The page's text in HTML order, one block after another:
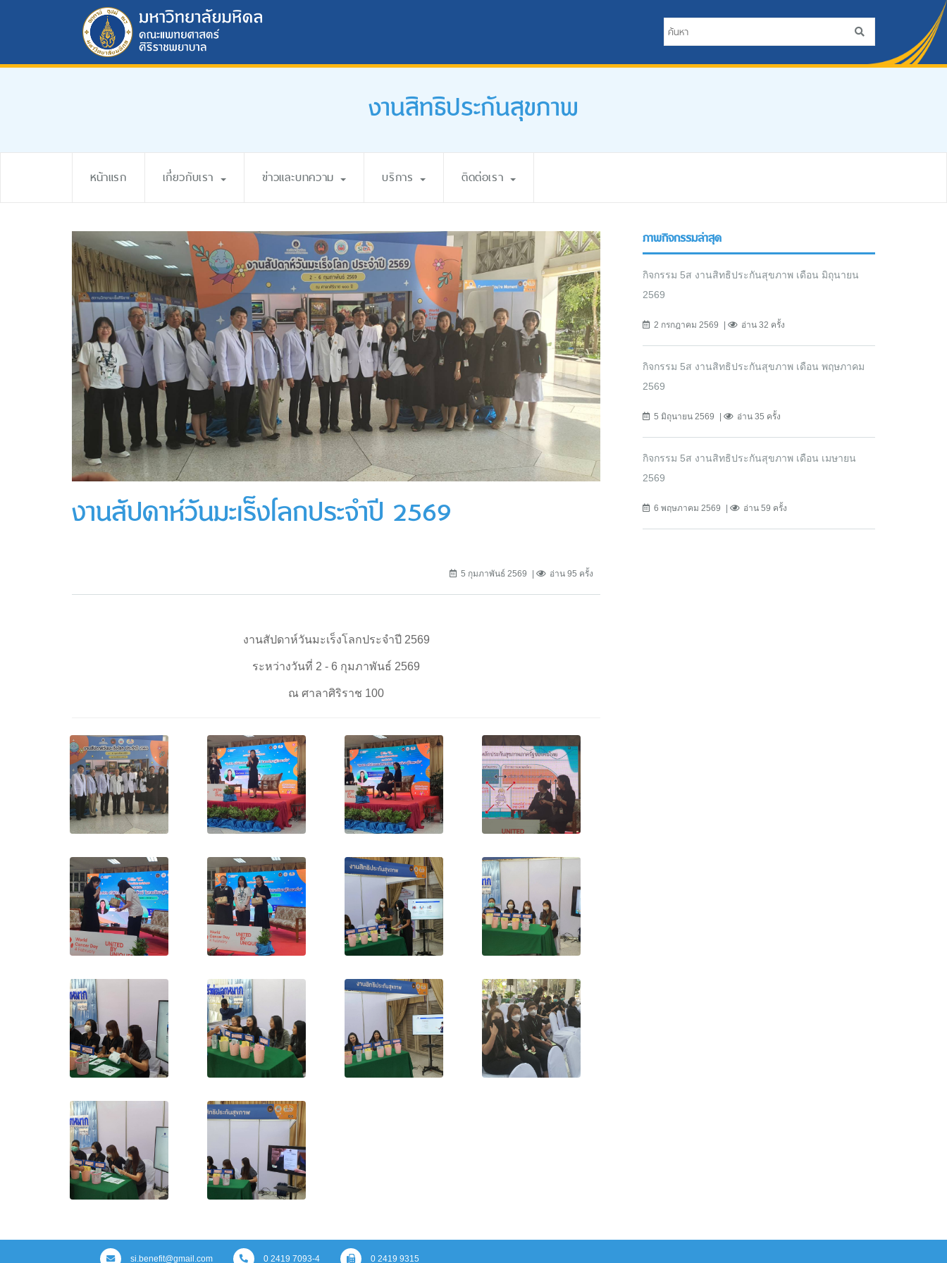
งานสิทธิประกันสุขภาพ
หน้าแรก เกี่ยวกับเรา ข่าวและบทความ บริการ ติดต่อเรา
งานสัปดาห์วันมะเร็งโลกประจำปี 2569
5 กุมภาพันธ์ 2569 อ่าน 95 ครั้ง
งานสัปดาห์วันมะเร็งโลกประจำปี 2569
ระหว่างวันที่ 2 - 6 กุมภาพันธ์ 2569
ณ ศาลาศิริราช 100
ภาพกิจกรรมล่าสุด
กิจกรรม 5ส งานสิทธิประกันสุขภาพ เดือน มิถุนายน
2569
2 กรกฎาคม 2569 อ่าน 32 ครั้ง
กิจกรรม 5ส งานสิทธิประกันสุขภาพ เดือน พฤษภาคม
2569
5 มิถุนายน 2569 อ่าน 35 ครั้ง
กิจกรรม 5ส งานสิทธิประกันสุขภาพ เดือน เมษายน
2569
6 พฤษภาคม 2569 อ่าน 59 ครั้ง
si.benefit@gmail.com 0 2419 7093-4 0 2419 9315